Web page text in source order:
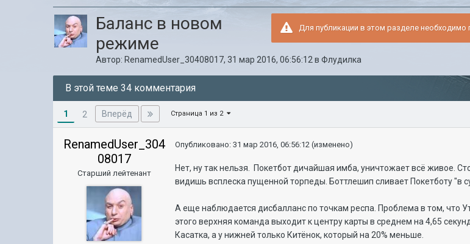
Для публикации в этом разделе необходимо
Баланс в новом
режиме
Автор: RenamedUser_30408017,31 мар 2016, 06:56:12 вФлудилка
В этой теме 34 комментария
1 2 Вперёд Страница 1 из 2
RenamedUser_304
08017
Старший лейтенант
Опубликовано:31 мар 2016, 06:56:12 (изменено)
Нет, ну так нельзя. Покетбот дичайшая имба, уничтожает всё живое.
видишь всплеска пущенной торпеды. Боттлешип сливает Покетботу "в
А еще наблюдается дисбалланс по точкам респа. Проблема в том, что
этого верхняя команда выходит к центру карты в среднем на 4,65
Касатка, а у нижней только Китёнок, который на 20% меньше.